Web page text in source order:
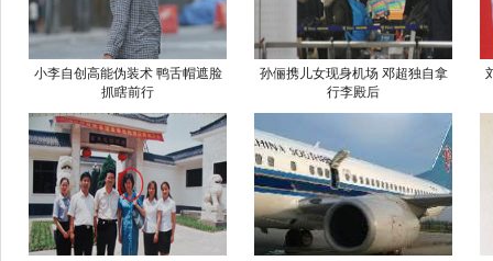
小李自创高能伪装术 鸭舌帽遮脸
抓瞎前行
孙俪携儿女现身机场 邓超独自拿
行李殿后